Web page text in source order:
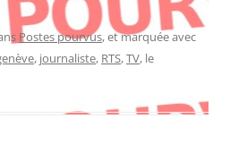
Postes pourvus, et marquée avec
, journaliste, RTS,TV, le